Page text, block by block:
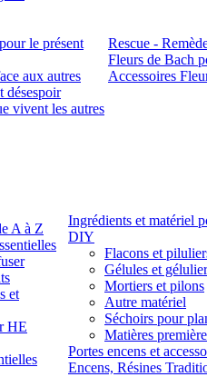
le présent
aux autres
désespoir
vivent les autres
Rescue -
Fleurs de Bach
Accessoires
A à Z
et
HE
Ingrédients et matériel
DIY
Flacons et
Gélules et gélulier
Mortiers et pilons
Autre matériel
Séchoirs pour
Matières
Portes encens et
Encens, Résines